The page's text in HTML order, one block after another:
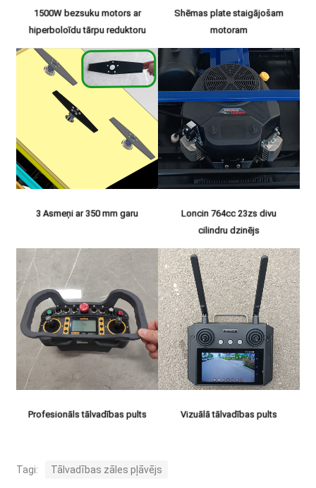
1500W bezsuku motors ar
hiperboloīdu tārpu reduktoru
Shēmas plate staigājošam
motoram
3 Asmeņi ar 350 mm garu
Loncin 764cc 23zs divu
cilindru dzinējs
Profesionāls tālvadības pults Vizuālā tālvadības pults
Tagi: Tālvadības zāles pļāvējs